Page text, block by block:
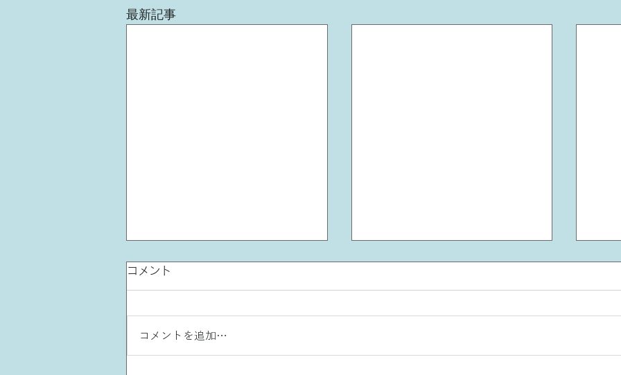
最新記事
コメント
コメントを追加…